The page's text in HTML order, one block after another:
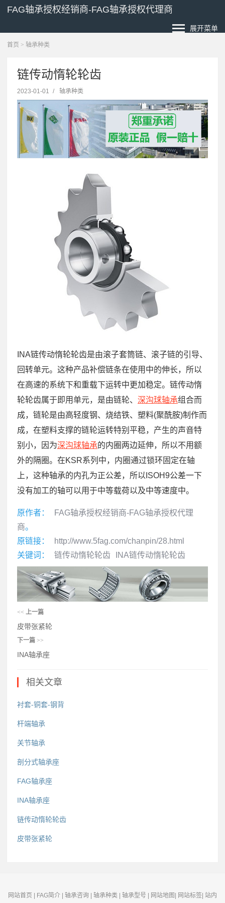
FAG轴承授权经销商-FAG轴承授权代理商
展开菜单
首页 > 轴承种类
链传动惰轮轮齿
2023-01-01 / 轴承种类
INA链传动惰轮轮齿是由滚子套筒链、滚子链的引导、
回转单元。这种产品补偿链条在使用中的伸长，所以
在高速的系统下和重载下运转中更加稳定。链传动惰
轮轮齿属于即用单元，是由链轮、 深沟球轴承组合而
成，链轮是由高轻度钢、烧结铁、塑料(聚酰胺)制作而
成，在塑料支撑的链轮运转特别平稳，产生的声音特
别小，因为深沟球轴承的内圈两边延伸，所以不用额
外的隔圈。在KSR系列中，内圈通过锁环固定在轴
上，这种轴承的内孔为正公差，所以ISOH9公差一下
没有加工的轴可以用于中等载荷以及中等速度中。
原作者：
FAG轴承授权经销商-FAG轴承授权代理
商。
原链接：
http://www.5fag.com/chanpin/28.html
关键词：
链传动惰轮轮齿 ​INA链传动惰轮轮齿
<< 上一篇
皮带张紧轮
下一篇 >>
INA轴承座
相关文章
衬套-铜套-钢背
杆端轴承
关节轴承
剖分式轴承座
FAG轴承座
INA轴承座
链传动惰轮轮齿
皮带张紧轮
网站首页 | FAG简介 | 轴承咨询 | 轴承种类 | 轴承型号 | 网站地图 | 网站标签| 站内